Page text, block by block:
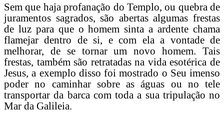
Sem que haja profanação do Templo, ou quebra de
juramentos sagrados, são abertas algumas frestas
de luz para que o homem sinta a ardente chama
flamejar dentro de si, e com ela a vontade de
melhorar, de se tornar um novo homem. Tais
frestas, também são retratadas na vida esotérica de
Jesus, a exemplo disso foi mostrado o Seu imenso
poder no caminhar sobre as águas ou no tele
transportar da barca com toda a sua tripulação no
Mar da Galileia.